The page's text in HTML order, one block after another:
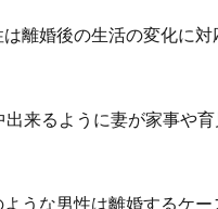
やネクタイについては気をつける人も
離婚後の生活の変化に
来るように妻が家事や
うな男性は離婚するケー